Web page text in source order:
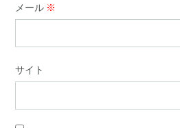
メール ※
サイト